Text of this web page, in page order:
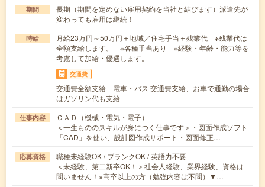
期間
長期（期間を定めない雇用契約を当社と結びます）派遣先が
変わっても雇用は継続！
時給
月給23万円～50万円＋地域／住宅手当＋残業代 ※残業代は
全額支給します。 ※各種手当あり ※経験・年齢・能力等を
考慮して加給・優遇します。
交通費
交通費全額支給 電車・バス 交通費支給、お車で通勤の場合
はガソリン代も支給
仕事内容
ＣＡＤ（機械・電気・電子）
＜一生もののスキルが身につく仕事です＞・図面作成ソフト
「CAD」を使い、設計図作成サポート・図面修正…
応募資格
職種未経験OK / ブランクOK / 英語力不要
＜未経験、第二新卒OK！＞社会人経験、業界経験、資格は
問いません！※高卒以上の方（勉強内容は不問）▼…